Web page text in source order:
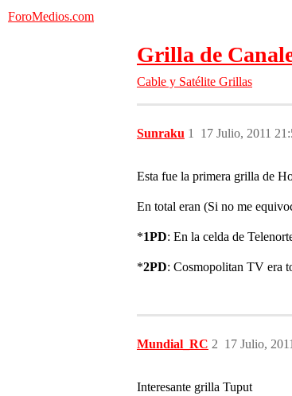
ForoMedios.com
Grilla de
Cable y Satélite Grillas
Sunraku 17 Julio, 2011
1
Esta fue la primera grilla de
En total eran (Si no me
*1PD: En la celda de
*2PD: Cosmopolitan TV era
Mundial_RC 17 Julio,
2
Interesante grilla Tuput